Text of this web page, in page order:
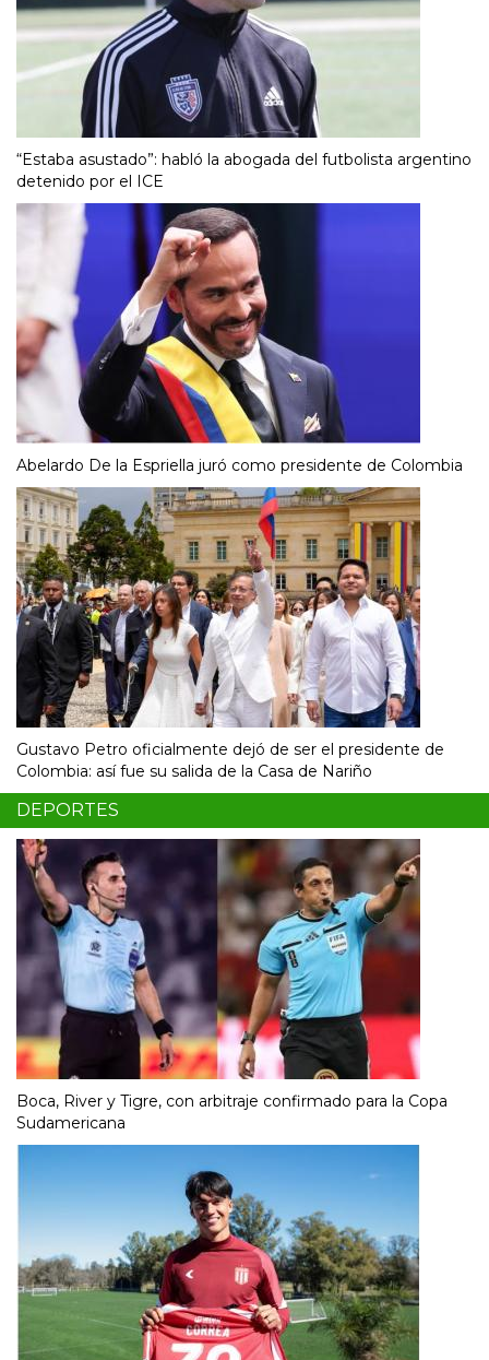
“Estaba asustado”: habló la abogada del futbolista argentino
detenido por el ICE
Abelardo De la Espriella juró como presidente de Colombia
Gustavo Petro oficialmente dejó de ser el presidente de
Colombia: así fue su salida de la Casa de Nariño
DEPORTES
Boca, River y Tigre, con arbitraje confirmado para la Copa
Sudamericana